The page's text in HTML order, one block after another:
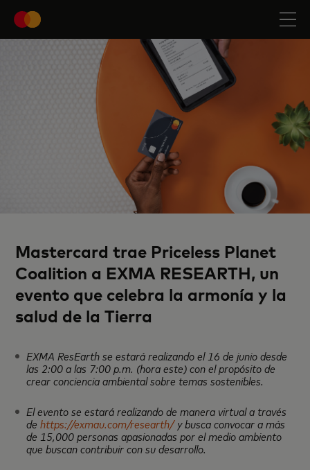
Mastercard trae Priceless Planet
Coalition a EXMA RESEARTH, un
evento que celebra la armonía y la
salud de la Tierra
EXMA ResEarth se estará realizando el 16 de junio desde
las 2:00 a las 7:00 p.m. (hora este) con el propósito de
crear conciencia ambiental sobre temas sostenibles.
El evento se estará realizando de manera virtual a través
dehttps://exmau.com/researth/ y busca convocar a más
de 15,000 personas apasionadas por el medio ambiento
que buscan contribuir con su desarrollo.